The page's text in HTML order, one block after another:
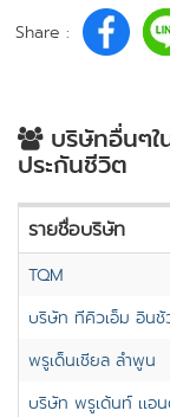
Share :
บริษัทอื่นๆใ
ประกันชีวิต
รายชื่อบริษัท
TQM
บริษัท ทีคิวเอ็ม อินชั
พรูเด็นเชียล ลำพูน
บริษัท พรูเด้นท์ เเอ